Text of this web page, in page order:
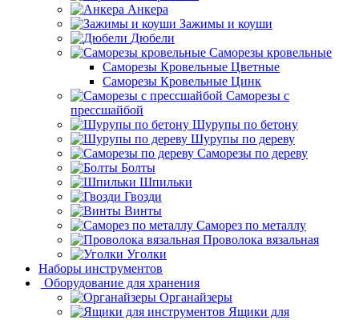
Анкера
Зажимы и коуши
Дюбели
Саморезы кровельные
Саморезы Кровельные Цветные
Саморезы Кровельные Цинк
Саморезы с
прессшайбой
Шурупы по бетону
Шурупы по дереву
Саморезы по дереву
Болты
Шпильки
Гвозди
Винты
Саморез по металлу
Проволока вязальная
Уголки
Наборы инструментов
Оборудование для хранения
Органайзеры
Ящики для